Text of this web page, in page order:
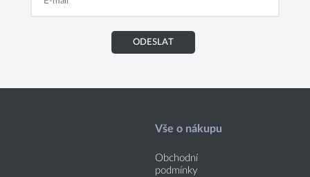
ODESLAT
Vše o nákupu
Obchodní
podmínky